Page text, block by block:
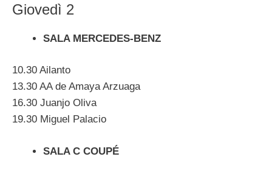
Giovedì 2
SALA MERCEDES-BENZ
10.30 Ailanto
13.30 AA de Amaya Arzuaga
16.30 Juanjo Oliva
19.30 Miguel Palacio
SALA C COUPÉ